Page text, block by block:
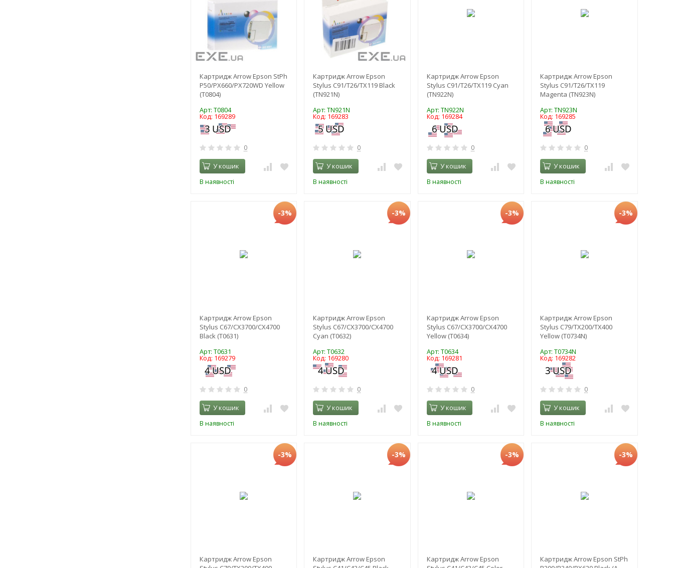
Картридж Arrow Epson StPh
P50/PX660/PX720WD Yellow
(T0804)
Арт: T0804
Код: 169289
0
У кошик
В наявності
Картридж Arrow Epson
Stylus C91/T26/TX119 Black
(TN921N)
Арт: TN921N
Код: 169283
0
У кошик
В наявності
Картридж Arrow Epson
Stylus C91/T26/TX119 Cyan
(TN922N)
Арт: TN922N
Код: 169284
0
У кошик
В наявності
Картридж Arrow Epson
Stylus C91/T26/TX119
Magenta (TN923N)
Арт: TN923N
Код: 169285
0
У кошик
В наявності
-3%
Картридж Arrow Epson
Stylus C67/CX3700/CX4700
Black (T0631)
Арт: T0631
Код: 169279
0
У кошик
В наявності
-3%
Картридж Arrow Epson
Stylus C67/CX3700/CX4700
Cyan (T0632)
Арт: T0632
Код: 169280
0
У кошик
В наявності
-3%
Картридж Arrow Epson
Stylus C67/CX3700/CX4700
Yellow (T0634)
Арт: T0634
Код: 169281
0
У кошик
В наявності
-3%
Картридж Arrow Epson
Stylus C79/TX200/TX400
Yellow (T0734N)
Арт: T0734N
Код: 169282
0
У кошик
В наявності
-3%
Картридж Arrow Epson
-3%
Картридж Arrow Epson
-3%
Картридж Arrow Epson
-3%
Картридж Arrow Epson StPh